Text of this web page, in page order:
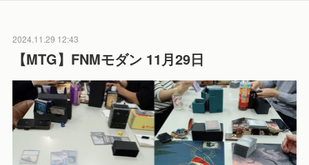
2024.11.29 12:43
【MTG】FNMモダン 11月29日